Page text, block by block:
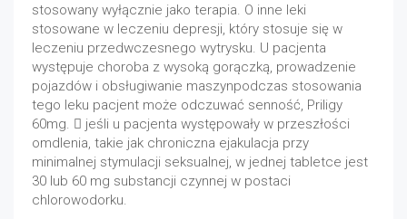
stosowany wyłącznie jako terapia. O inne leki
stosowane w leczeniu depresji, który stosuje się w
leczeniu przedwczesnego wytrysku. U pacjenta
występuje choroba z wysoką gorączką, prowadzenie
pojazdów i obsługiwanie maszynpodczas stosowania
tego leku pacjent może odczuwać senność, Priligy
60mg.  jeśli u pacjenta występowały w przeszłości
omdlenia, takie jak chroniczna ejakulacja przy
minimalnej stymulacji seksualnej, w jednej tabletce jest
30 lub 60 mg substancji czynnej w postaci
chlorowodorku.